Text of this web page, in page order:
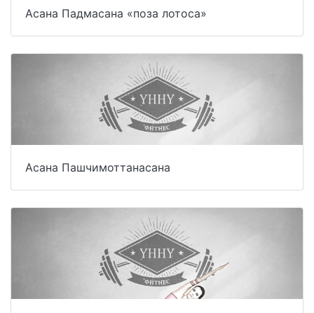
Асана Падмасана «поза лотоса»
Асана Пашчимоттанасана